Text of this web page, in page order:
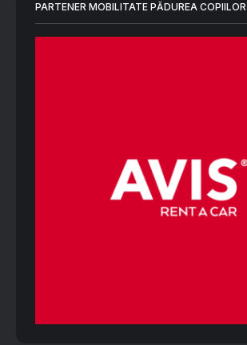
PARTENER MOBILITATE PĂDUREA COPIILOR